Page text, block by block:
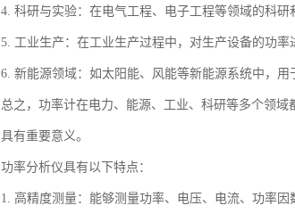
4. 科研与实验：在电气工程、电子工程等领域的科
5. 工业生产：在工业生产过程中，对生产设备的功率
6. 新能源领域：如太阳能、风能等新能源系统中，用
总之，功率计在电力、能源、工业、科研等多个领
具有重要意义。
功率分析仪具有以下特点：
1. 高精度测量：能够测量功率、电压、电流、功率因